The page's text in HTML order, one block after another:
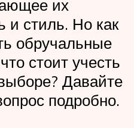
их
и стиль. Но как
обручальные
стоит учесть
Давайте
подробно.